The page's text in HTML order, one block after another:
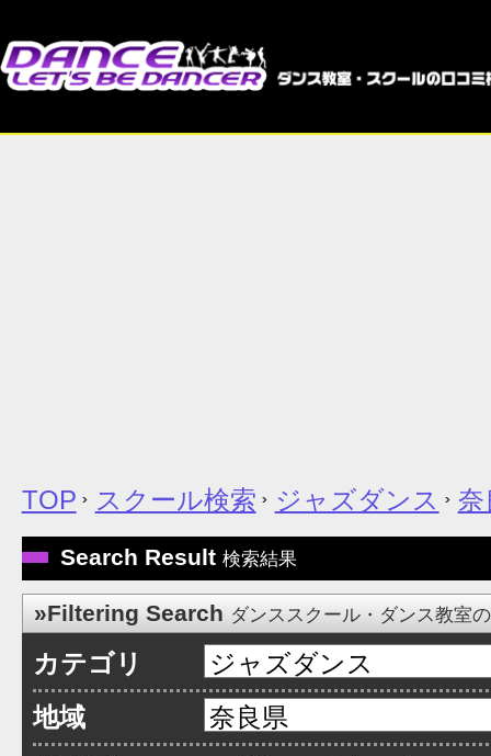
TOP スクール検索 ジャズダンス 奈
Search Result 検索結果
»Filtering Search ダンススクール・ダンス教室
カテゴリ
地域